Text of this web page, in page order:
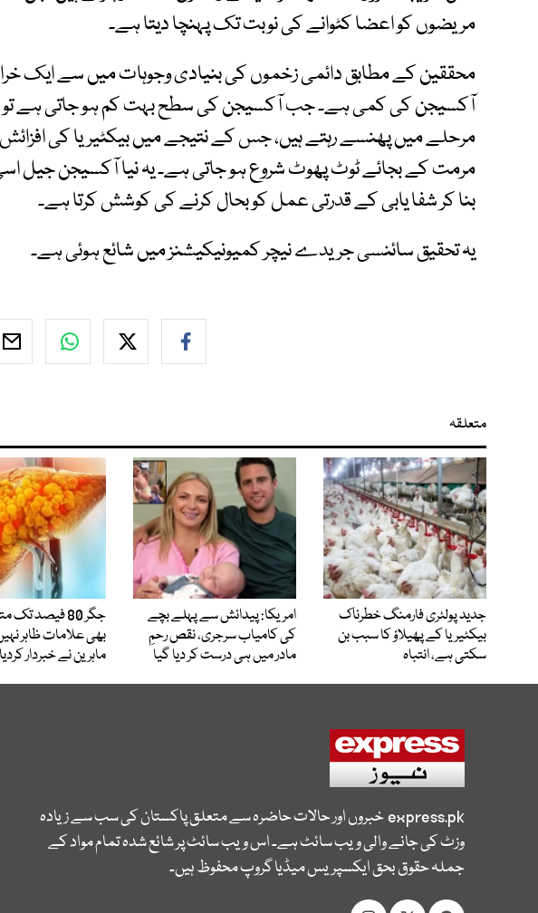
مریضوں کو اعضا کٹوانے کی نوبت تک پہنچا دیتا ہے۔
محققین کے مطابق دائمی زخموں کی بنیادی وجوہات میں سے ایک
آکسیجن کی کمی ہے۔ جب آکسیجن کی سطح بہت کم ہو جاتی ہے
مرحلے میں پھنسے رہتے ہیں، جس کے نتیجے میں بیکٹیریا کی
مرمت کے بجائے ٹوٹ پھوٹ شروع ہو جاتی ہے۔ یہ نیا آکسیجن جیل
بنا کر شفا یابی کے قدرتی عمل کو بحال کرنے کی کوشش کرتا ہے۔
یہ تحقیق سائنسی جریدے نیچر کمیونیکیشنز میں شائع ہوئی ہے۔
متعلقہ
جدید پولٹری فارمنگ خطرناک
بیکٹیریا کے پھیلاؤ کا سبب بن
سکتی ہے، انتباہ
امریکا: پیدائش سے پہلے بچے
کی کامیاب سرجری، نقص رحمِ
مادر میں ہی درست کر دیا گیا
جگر 80 فیصد تک
بھی علامات ظاہر
ماہرین نے خبردار کردیا
express.pkخبروں اور حالات حاضرہ سے متعلق پاکستان کی سب سے زیادہ
وزٹ کی جانے والی ویب سائٹ ہے۔ اس ویب سائٹ پر شائع شدہ تمام مواد کے
جملہ حقوق بحق ایکسپریس میڈیا گروپ محفوظ ہیں۔